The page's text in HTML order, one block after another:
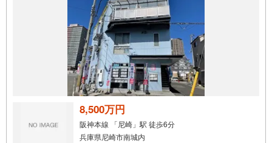
8,500万円
阪神本線 「尼崎」駅 徒歩6分
兵庫県尼崎市南城内